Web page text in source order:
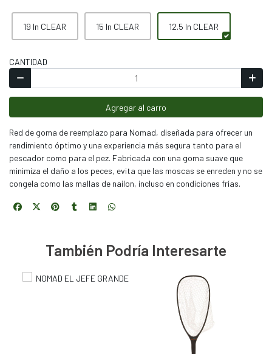
19 In CLEAR 15 In CLEAR 12.5 In CLEAR
CANTIDAD
Agregar al carro
Red de goma de reemplazo para Nomad, diseñada para ofrecer un
rendimiento óptimo y una experiencia más segura tanto para el
pescador como para el pez. Fabricada con una goma suave que
minimiza el daño a los peces, evita que las moscas se enreden y no se
congela como las mallas de nailon, incluso en condiciones frías.
También Podría Interesarte